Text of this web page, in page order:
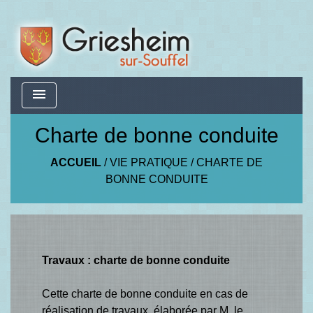
menu
Charte de bonne conduite
ACCUEIL /VIE PRATIQUE /CHARTE DE
BONNE CONDUITE
Travaux : charte de bonne conduite
Cette charte de bonne conduite en cas de
réalisation de travaux, élaborée par M. le